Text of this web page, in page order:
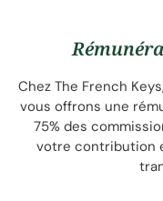
Chez The French
vous offrons une
75% des
votre contribution